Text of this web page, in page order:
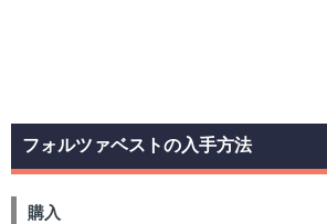
フォルツァベストの入手方法
購入